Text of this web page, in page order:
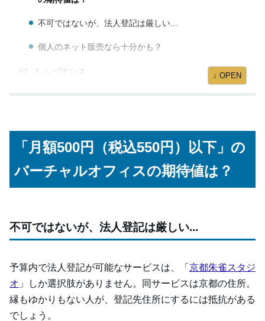
↓ OPEN
不可ではないが、法人登記は厳しい...
個人のネット販売なら十分かも？
1. レゾナンス
レゾナンスの料金プラン
METS OFFICEの料金プラン
3. 京都朱雀スタジオ
「月額500円（税込550円）以下」の
バーチャルオフィスの期待値は？
不可ではないが、法人登記は厳しい...
予算内で法人登記が可能なサービスは、「 京都朱雀スタジ
オ 」しか選択肢がありません。同サービスは京都の住所。
縁もゆかりもない人が、登記先住所にするには抵抗がある
でしょう。